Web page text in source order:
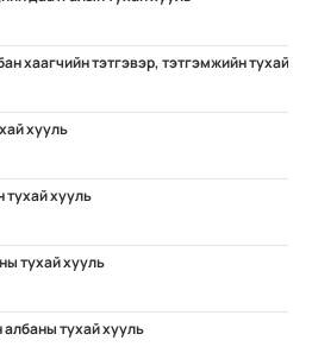
хаагчийн тэтгэвэр, тэтгэмжийн тухай
хууль
хууль
тухай хууль
тухай хууль